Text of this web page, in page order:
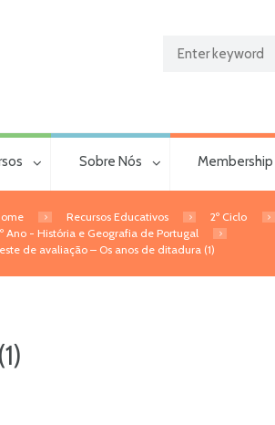
Sobre Nós Membership
Recursos Educativos 2º Ciclo
Ano - História e Geografia de Portugal
de avaliação – Os anos de ditadura (1)